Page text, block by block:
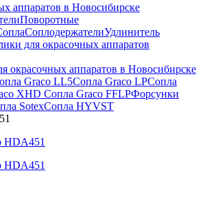
аппаратов в Новосибирске
Поворотные
СоплодержателиУдлинитель
для окрасочных аппаратов
окрасочных аппаратов в Новосибирске
Graco LL5Сопла Graco LPСопла
XHD Сопла Graco FFLPФорсунки
SotexСопла HYVST